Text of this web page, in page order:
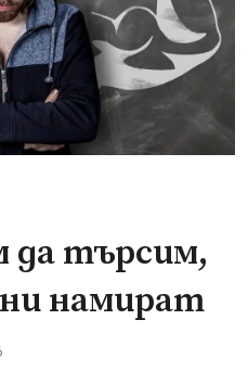
да търсим,
намират